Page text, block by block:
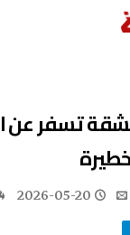
تسفر عن
2026-05-20